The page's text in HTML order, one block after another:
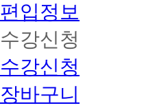
편입정보
수강신청
수강신청
장바구니